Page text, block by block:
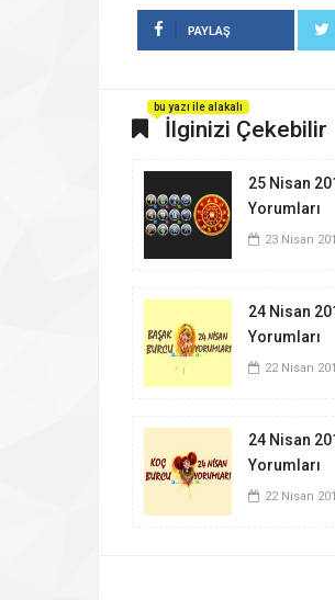
PAYLAŞ
İlginizi Çekebilir
bu yazı ile alakalı
25 Nisan
Yorumları
23 Nisan
24 Nisan
Yorumları
22 Nisan
24 Nisan
Yorumları
22 Nisan